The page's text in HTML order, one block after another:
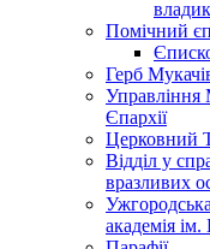
Помічний
Герб
Управління
Єпархії
Церковний
Відділ у
вразливих
академія